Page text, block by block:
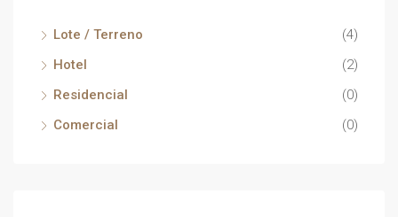
Lote / Terreno
(4)
Hotel
(2)
Residencial
(0)
Comercial
(0)